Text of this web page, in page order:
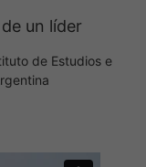
un líder
de Estudios e